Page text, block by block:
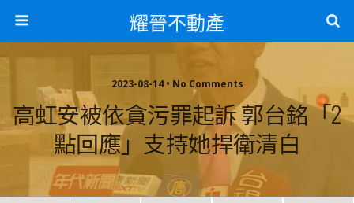
耀晉不動產
2023-08-14 • No Comments
高虹安被依貪污罪起訴 郭台銘「2
點回應」支持她捍衛清白